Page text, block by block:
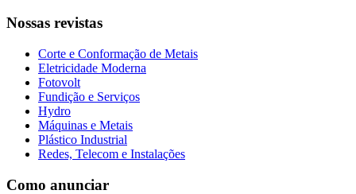
Nossas revistas
Corte e Conformação de Metais
Eletricidade Moderna
Fotovolt
Fundição e Serviços
Hydro
Máquinas e Metais
Plástico Industrial
Redes, Telecom e Instalações
Como anunciar